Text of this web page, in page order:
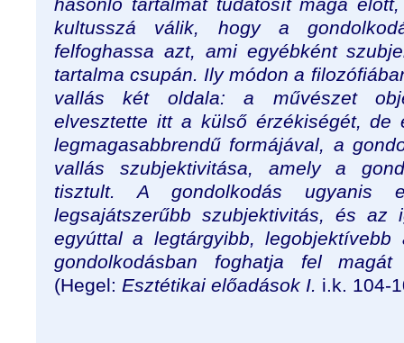
kultusszá válik, hogy a
felfoghassa azt, ami egyébként
tartalma csupán. Ily módon a
vallás két oldala: a művészet
elvesztette itt a külső érzékiségét, de
legmagasabbrendű formájával, a
vallás szubjektivitása, amely a
tisztult. A gondolkodás ugyanis
legsajátszerűbb szubjektivitás, és az
egyúttal a legtárgyibb,
gondolkodásban foghatja fel magát
(Hegel: Esztétikai előadások I. i.k. 104-